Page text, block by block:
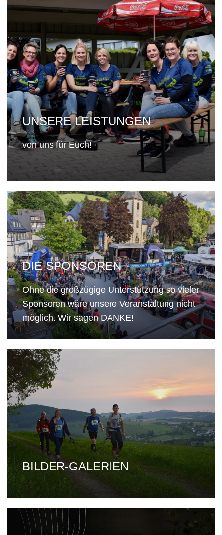
UNSERE LEISTUNGEN
von uns für Euch!
DIE SPONSOREN
Ohne die großzügige Unterstützung so vieler
Sponsoren wäre unsere Veranstaltung nicht
möglich. Wir sagen DANKE!
BILDER-GALERIEN